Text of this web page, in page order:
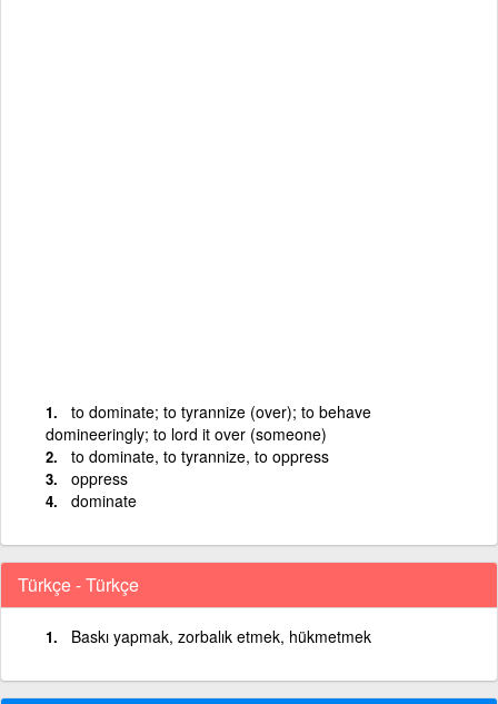
to dominate; to tyrannize (over); to behave
domineeringly; to lord it over (someone)
to dominate, to tyrannize, to oppress
oppress
dominate
Türkçe - Türkçe
Baskı yapmak, zorbalık etmek, hükmetmek